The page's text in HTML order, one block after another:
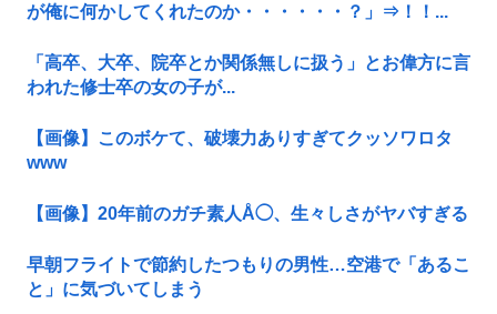
が俺に何かしてくれたのか・・・・・・？」⇒！！...
「高卒、大卒、院卒とか関係無しに扱う」とお偉方に言
われた修士卒の女の子が...
【画像】このボケて、破壊力ありすぎてクッソワロタ
www
【画像】20年前のガチ素人Å◯、生々しさがヤバすぎる
早朝フライトで節約したつもりの男性…空港で「あるこ
と」に気づいてしまう